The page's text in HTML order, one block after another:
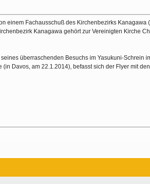
einem Fachausschuß des Kirchenbezirks Kanagawa
Kanagawa gehört zur Vereinigten Kirche
überraschenden Besuchs im Yasukuni-Schrein
Davos, am 22.1.2014), befasst sich der Flyer mit